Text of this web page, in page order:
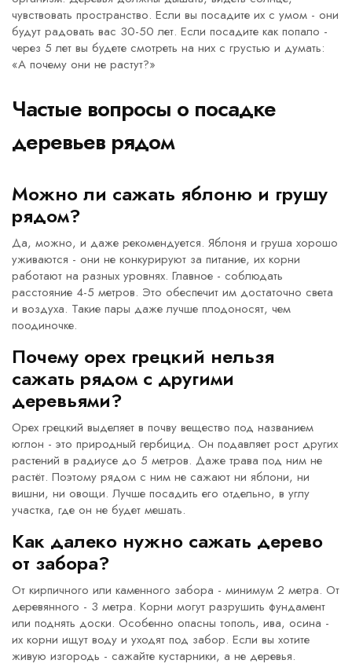
чувствовать пространство. Если вы посадите их с умом - они
будут радовать вас 30-50 лет. Если посадите как попало -
через 5 лет вы будете смотреть на них с грустью и думать:
«А почему они не растут?»
Частые вопросы о посадке
деревьев рядом
Можно ли сажать яблоню и грушу
рядом?
Да, можно, и даже рекомендуется. Яблоня и груша хорошо
уживаются - они не конкурируют за питание, их корни
работают на разных уровнях. Главное - соблюдать
расстояние 4-5 метров. Это обеспечит им достаточно света
и воздуха. Такие пары даже лучше плодоносят, чем
поодиночке.
Почему орех грецкий нельзя
сажать рядом с другими
деревьями?
Орех грецкий выделяет в почву вещество под названием
юглон - это природный гербицид. Он подавляет рост других
растений в радиусе до 5 метров. Даже трава под ним не
растёт. Поэтому рядом с ним не сажают ни яблони, ни
вишни, ни овощи. Лучше посадить его отдельно, в углу
участка, где он не будет мешать.
Как далеко нужно сажать дерево
от забора?
От кирпичного или каменного забора - минимум 2 метра. От
деревянного - 3 метра. Корни могут разрушить фундамент
или поднять доски. Особенно опасны тополь, ива, осина -
их корни ищут воду и уходят под забор. Если вы хотите
живую изгородь - сажайте кустарники, а не деревья.